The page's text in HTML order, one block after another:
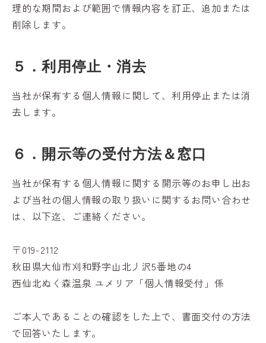
理的な期間および範囲で情報内容を訂正、追加または
削除します。
５．利用停止・消去
当社が保有する個人情報に関して、利用停止または消
去します。
６．開示等の受付方法＆窓口
当社が保有する個人情報に関する開示等のお申し出お
よび当社の個人情報の取り扱いに関するお問い合わせ
は、以下迄、ご連絡ください。
〒019-2112
秋田県大仙市刈和野字山北丿沢5番地の4
西仙北ぬく森温泉 ユメリア「個人情報受付」係
ご本人であることの確認をした上で、書面交付の方法
で回答いたします。